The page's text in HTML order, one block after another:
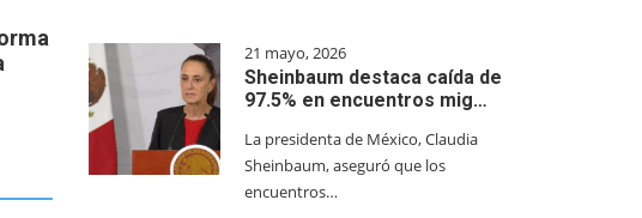
21 mayo, 2026
Sheinbaum destaca caída de
97.5% en encuentros mig…
La presidenta de México, Claudia
Sheinbaum, aseguró que los
encuentros…